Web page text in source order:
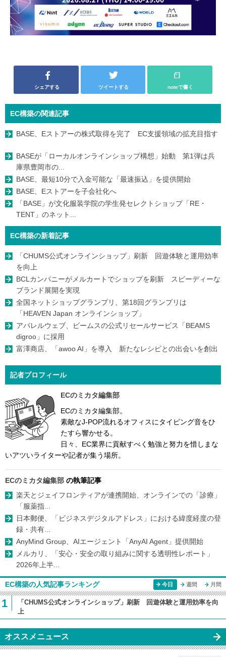
シェアする ツイートする noteで書く
EC構築の関連記事
BASE、Eストアーの株式取得を完了 EC支援領域の拡充目指す
BASEが「ローカルオンラインショップ構想」始動 第1弾は兵
庫県豊岡市の...
BASE、最短10分で入金可能な「最速振込」を提供開始
BASE、Eストアーを子会社化へ
「BASE」が文化服装学院の学生発セレクトショップ「RE・
TENT」のネット...
EC構築の新着記事
「CHUMS公式オンラインショップ」刷新 回遊体験と運用効率
を向上
BCLカンパニーがメルカートでショップを刷新 スピーディーな
ブランド展開を実現
全国ネットショップグランプリ、第18回グランプリは
「HEAVEN Japan オンラインショップ」
アパレルウェブ、ビームスの公式リセールサービス「BEAMS
digroo」に採用
富澤商店、「awoo AI」を導入 新たなレシピとの出会いを創出
記者プロフィール
ECのミカタ編集部
ECのミカタ編集部。
素敵なJ-POP流れるオフィスにタイピング音をひ
たすら響かせる。
日々、EC業界に貢献すべく勉強と努力を惜しまな
いアツいライターや記者が集う場所。
ECのミカタ編集部 の執筆記事
楽天とジェイフロンティアが連携開始、オンラインでの「診療」
「服薬指...
日本郵便、「ビジネスデジタルアドレス」における緯度経度の登
録・共有...
AnyMind Group、AIエージェント「AnyAI Agent」提供開始
メルカリ、「安心・安全の取り組みに関する透明性レポート」
2026年上半...
EC構築の人気記事ランキング 今日 週間 月間
1
「CHUMS公式オンラインショップ」刷新 回遊体験と運用効率を向
上
オススメニュース